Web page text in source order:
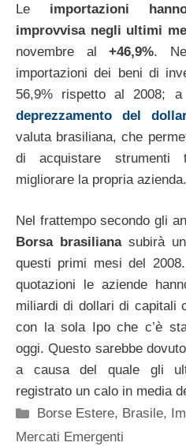
Le importazioni
improvvisa negli ultimi
novembre al+46,9%.
importazioni dei beni di
56,9% rispetto al 2008;
deprezzamento del
valuta brasiliana, che
di acquistare strumenti
migliorare la propria azienda.
Nel frattempo secondo gli
Borsa brasiliana subirà
questi primi mesi del
quotazioni le aziende
miliardi di dollari di capitali
con la sola Ipo che c’è
oggi. Questo sarebbe
a causa del quale gli
registrato un calo in media
Categorie
Borse Estere, Brasile,
Mercati Emergenti